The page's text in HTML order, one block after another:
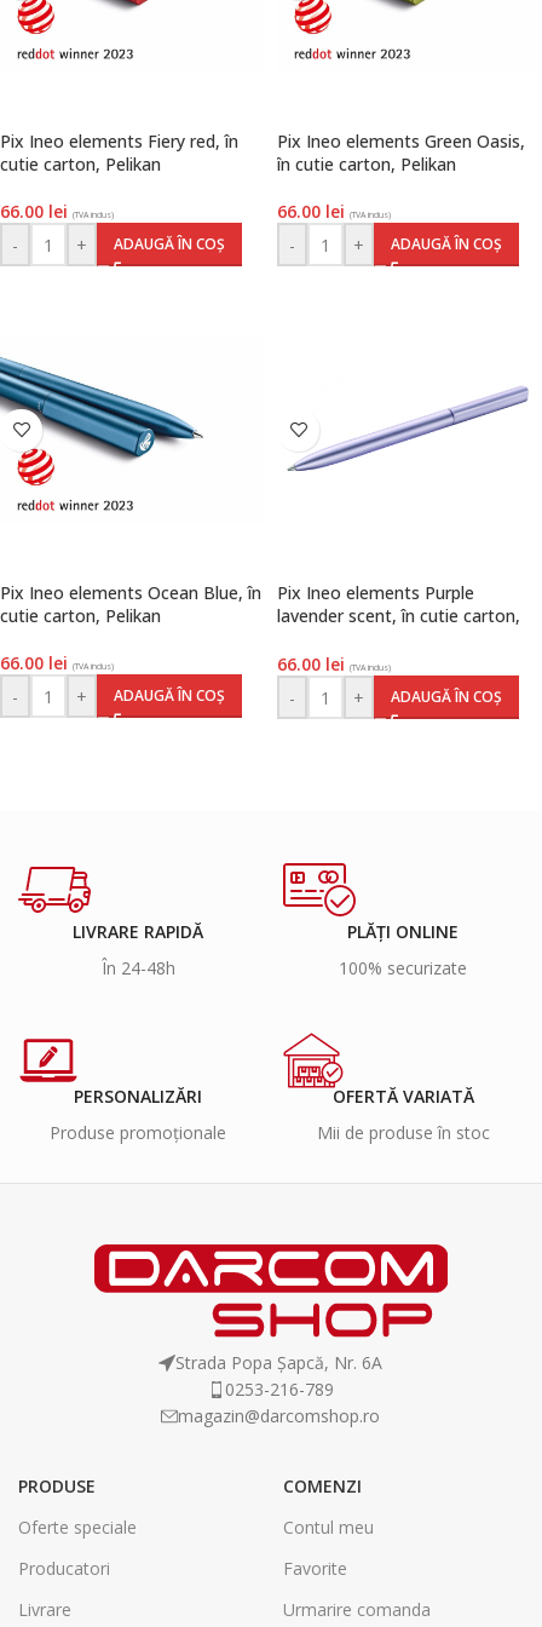
Pix Ineo elements Fiery red, în
cutie carton, Pelikan
66.00 lei (TVA inclus)
- + ADAUGĂ ÎN COȘ
Pix Ineo elements Green Oasis,
în cutie carton, Pelikan
66.00 lei (TVA inclus)
- + ADAUGĂ ÎN COȘ
Pix Ineo elements Ocean Blue, în
cutie carton, Pelikan
66.00 lei (TVA inclus)
- + ADAUGĂ ÎN COȘ
Pix Ineo elements Purple
lavender scent, în cutie carton,
66.00 lei (TVA inclus)
- + ADAUGĂ ÎN COȘ
LIVRARE RAPIDĂ
În 24-48h
PLĂȚI ONLINE
100% securizate
PERSONALIZĂRI
Produse promoționale
OFERTĂ VARIATĂ
Mii de produse în stoc
Strada Popa Șapcă, Nr. 6A
0253-216-789
magazin@darcomshop.ro
PRODUSE
Oferte speciale
Producatori
Livrare
COMENZI
Contul meu
Favorite
Urmarire comanda